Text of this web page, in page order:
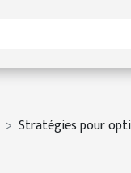
Stratégies pour